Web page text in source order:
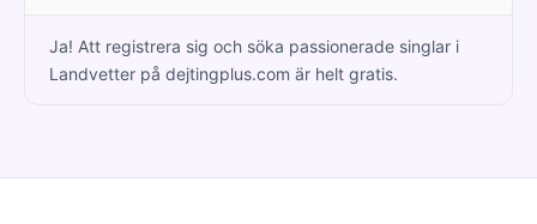
Ja! Att registrera sig och söka passionerade singlar i
Landvetter på dejtingplus.com är helt gratis.